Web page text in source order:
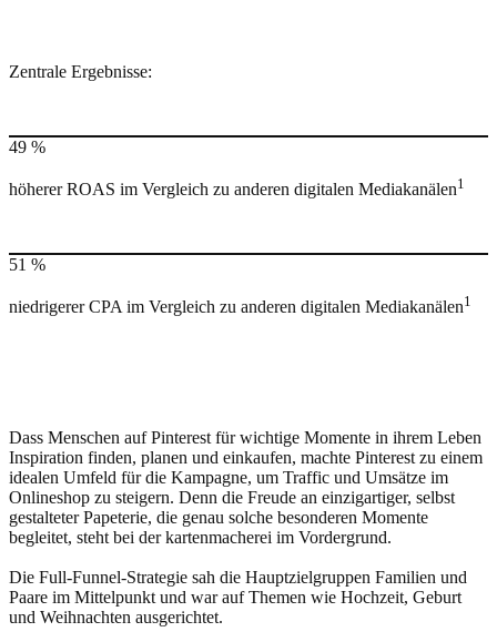
Zentrale Ergebnisse:
49 %
höherer ROAS im Vergleich zu anderen digitalen Mediakanälen1
51 %
niedrigerer CPA im Vergleich zu anderen digitalen Mediakanälen1
Dass Menschen auf Pinterest für wichtige Momente in ihrem Leben
Inspiration finden, planen und einkaufen, machte Pinterest zu einem
idealen Umfeld für die Kampagne, um Traffic und Umsätze im
Onlineshop zu steigern. Denn die Freude an einzigartiger, selbst
gestalteter Papeterie, die genau solche besonderen Momente
begleitet, steht bei der kartenmacherei im Vordergrund.
Die Full-Funnel-Strategie sah die Hauptzielgruppen Familien und
Paare im Mittelpunkt und war auf Themen wie Hochzeit, Geburt
und Weihnachten ausgerichtet.